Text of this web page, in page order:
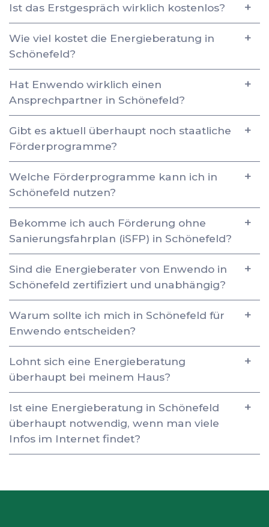
Ist das Erstgespräch wirklich kostenlos?
Wie viel kostet die Energieberatung in
Schönefeld?
Hat Enwendo wirklich einen
Ansprechpartner in Schönefeld?
Gibt es aktuell überhaupt noch staatliche
Förderprogramme?
Welche Förderprogramme kann ich in
Schönefeld nutzen?
Bekomme ich auch Förderung ohne
Sanierungsfahrplan (iSFP) in Schönefeld?
Sind die Energieberater von Enwendo in
Schönefeld zertifiziert und unabhängig?
Warum sollte ich mich in Schönefeld für
Enwendo entscheiden?
Lohnt sich eine Energieberatung
überhaupt bei meinem Haus?
Ist eine Energieberatung in Schönefeld
überhaupt notwendig, wenn man viele
Infos im Internet findet?